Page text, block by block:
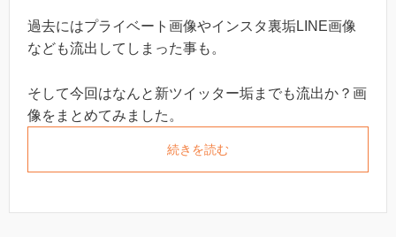
過去にはプライベート画像やインスタ裏垢LINE画像
なども流出してしまった事も。
そして今回はなんと新ツイッター垢までも流出か？画
像をまとめてみました。
続きを読む